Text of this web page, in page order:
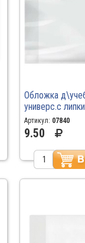
Обложка
универс.с
70мкм 250.2
Артикул: 07840
9.50